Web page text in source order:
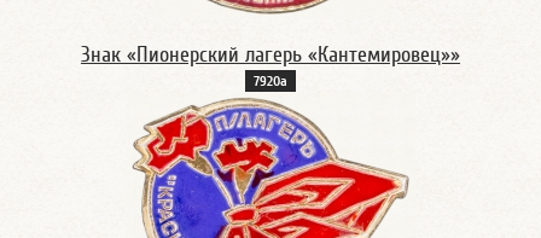
Знак «Пионерский лагерь «Кантемировец»»
7920а